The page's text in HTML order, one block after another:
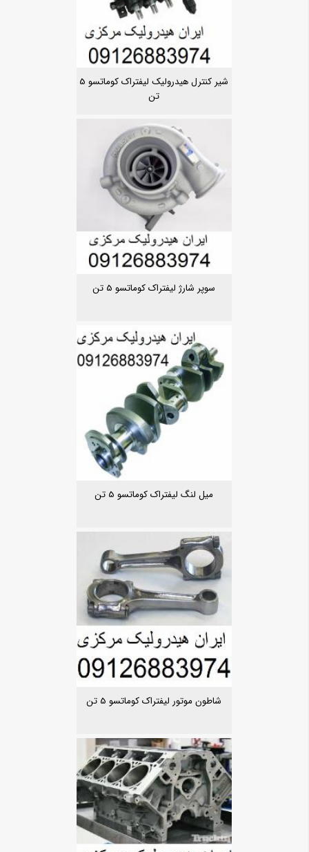
شیر کنترل هیدرولیک لیفتراک کوماتسو 5
تن
سوپر شارژ لیفتراک کوماتسو 5 تن
میل لنگ لیفتراک کوماتسو 5 تن
شاطون موتور لیفتراک کوماتسو 5 تن